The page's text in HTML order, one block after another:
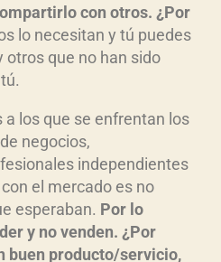
con otros. ¿Por
lo necesitan y tú puedes
otros que no han sido
a los que se enfrentan los
negocios,
independientes
el mercado es no
esperaban. Por lo
y no venden. ¿Por
buen producto/servicio,